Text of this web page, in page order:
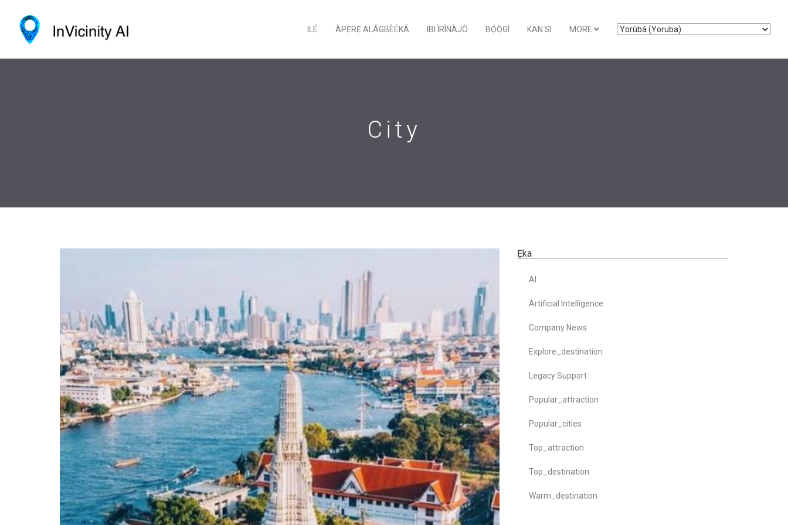
ILÉ ÀPẸRẸ ALÁGBÈÉKÁ IBI ÌRÌNÀJÒ BỌ́Ọ̀GÌ KAN SI MORE
City
Ẹka
AI
Artificial Intelligence
Company News
Explore_destination
Legacy Support
Popular_attraction
Popular_cities
Top_attraction
Top_destination
Warm_destination